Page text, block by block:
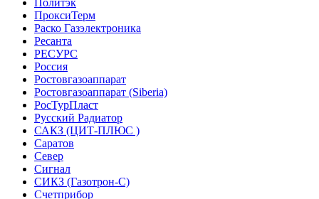
Политэк
ПроксиТерм
Раско Газэлектроника
Ресанта
РЕСУРС
Россия
Ростовгазоаппарат
Ростовгазоаппарат (Siberia)
РосТурПласт
Русский Радиатор
САКЗ (ЦИТ-ПЛЮС )
Саратов
Север
Сигнал
СИКЗ (Газотрон-С)
Счетприбор